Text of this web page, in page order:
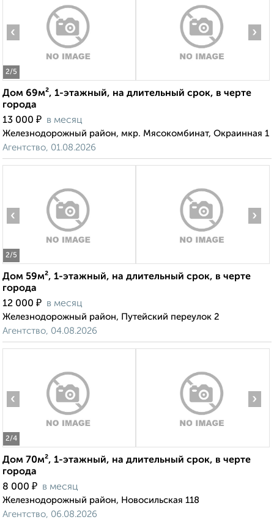
2/5
‹ ›
Дом 69м², 1-этажный, на длительный срок, в черте
города
13 000 ₽ в месяц
Железнодорожный район, мкр. Мясокомбинат, Окраинная 1
Агентство, 01.08.2026
2/5
‹ ›
Дом 59м², 1-этажный, на длительный срок, в черте
города
12 000 ₽ в месяц
Железнодорожный район, Путейский переулок 2
Агентство, 04.08.2026
2/4
‹ ›
Дом 70м², 1-этажный, на длительный срок, в черте
города
8 000 ₽ в месяц
Железнодорожный район, Новосильская 118
Агентство, 06.08.2026